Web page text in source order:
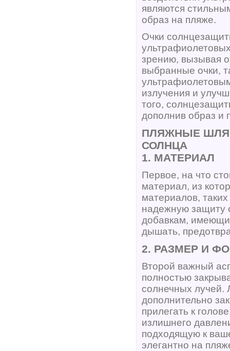
являются
образ на пляже.
Очки
зрению, вызывая
выбранные очки,
излучения и
того,
дополнив образ и
ПЛЯЖНЫЕ
СОЛНЦА
1. МАТЕРИАЛ
Первое, на что
материал, из
материалов,
надежную защиту
добавкам,
дышать,
2. РАЗМЕР И
Второй важный
полностью
солнечных
дополнительно
прилегать к
излишнего
подходящую к
элегантно на